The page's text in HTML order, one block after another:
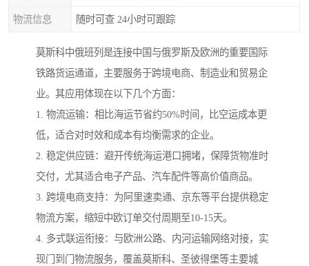
物流信息 随时可查 24小时可跟踪
莫斯科中俄班列是连接中国与俄罗斯及欧洲的重要国际
铁路货运通道，主要服务于跨境电商、制造业和贸易企
业。其应用体现在以下几个方面：
1. 物流运输：相比海运节省约50%时间，比空运成本更
低，适合对时效和成本有均衡需求的企业。
2. 稳定供应链：避开传统海运港口拥堵，保障货物准时
交付，尤其适合电子产品、汽车配件等高价值商品。
3. 跨境电商支持：为阿里速卖通、京东等平台提供稳定
物流方案，缩短中欧订单交付周期至10-15天。
4. 多式联运衔接：与欧洲公路、内河运输网络对接，实
现门到门物流服务，覆盖莫斯科、圣彼得堡等主要城